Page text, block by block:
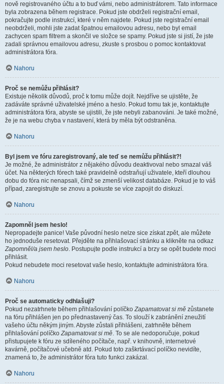
nově registrovaného účtu a to buď vámi, nebo administrátorem. Tato informace
byla zobrazena během registrace. Pokud jste obdrželi registrační email,
pokračujte podle instrukcí, které v něm najdete. Pokud jste registrační email
neobdrželi, mohli jste zadat špatnou emailovou adresu, nebo byl email
zachycen spam filtrem a skončil ve složce se spamy. Pokud jste si jistí, že jste
zadali správnou emailovou adresu, zkuste s prosbou o pomoc kontaktovat
administrátora fóra.
Nahoru
Proč se nemůžu přihlásit?
Existuje několik důvodů, proč k tomu může dojít. Nejdříve se ujistěte, že
zadáváte správné uživatelské jméno a heslo. Pokud tomu tak je, kontaktujte
administrátora fóra, abyste se ujistili, že jste nebyli zabanováni. Je také možné,
že je na webu chyba v nastavení, která by měla být odstraněna.
Nahoru
Byl jsem ve fóru zaregistrovaný, ale teď se nemůžu přihlásit?!
Je možné, že administrátor z nějakého důvodu deaktivoval nebo smazal váš
účet. Na některých fórech také pravidelně odstraňují uživatele, kteří dlouhou
dobu do fóra nic nenapsali, čímž se zmenší velikost databáze. Pokud je to váš
případ, zaregistrujte se znovu a pokuste se více zapojit do diskuzí.
Nahoru
Zapomněl jsem heslo!
Nepropadejte panice! Vaše původní heslo nelze sice získat zpět, ale můžete
ho jednoduše resetovat. Přejděte na přihlašovací stránku a klikněte na odkaz
Zapomněl/a jsem heslo. Postupujte podle instrukcí a brzy se opět budete moci
přihlásit.
Pokud nebudete moci resetovat vaše heslo, kontaktujte administrátora fóra.
Nahoru
Proč se automaticky odhlašuji?
Pokud nezatrhnete během přihlašování políčkoZapamatovat si mě zůstanete
na fóru přihlášen jen po přednastavený čas. To slouží k zabránění zneužití
vašeho účtu někým jiným. Abyste zůstali přihlášeni, zatrhněte během
přihlašování políčkoZapamatovat si mě. To se ale nedoporučuje, pokud
přistupujete k fóru ze sdíleného počítače, např. v knihovně, internetové
kavárně, počítačové učebně atd. Pokud toto zaškrtávací políčko nevidíte,
znamená to, že administrátor fóra tuto funkci zakázal.
Nahoru